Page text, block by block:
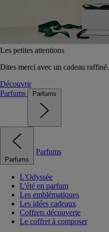
Les petites attentions
Dites merci avec un cadeau raffiné.
Découvrir
Parfums
Parfums
Parfums
Parfums
L'Odyssée
L'été en parfum
Les emblématiques
Les idées cadeaux
Coffrets découverte
Le coffret à composer